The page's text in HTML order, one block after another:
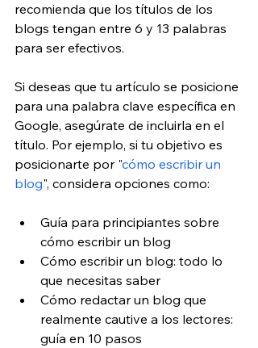
recomienda que los títulos de los
blogs tengan entre 6 y 13 palabras
para ser efectivos.
Si deseas que tu artículo se posicione
para una palabra clave específica en
Google, asegúrate de incluirla en el
título. Por ejemplo, si tu objetivo es
posicionarte por "cómo escribir un
blog", considera opciones como:
Guía para principiantes sobre
cómo escribir un blog
Cómo escribir un blog: todo lo
que necesitas saber
Cómo redactar un blog que
realmente cautive a los lectores:
guía en 10 pasos